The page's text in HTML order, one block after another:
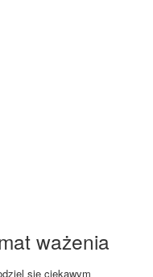
ważenia
się ciekawym